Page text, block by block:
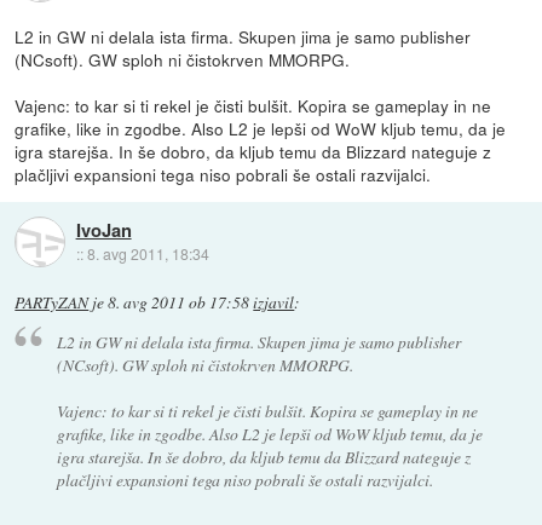
L2 in GW ni delala ista firma. Skupen jima je samo publisher
(NCsoft). GW sploh ni čistokrven MMORPG.
Vajenc: to kar si ti rekel je čisti bulšit. Kopira se gameplay in ne
grafike, like in zgodbe. Also L2 je lepši od WoW kljub temu, da je
igra starejša. In še dobro, da kljub temu da Blizzard nateguje z
plačljivi expansioni tega niso pobrali še ostali razvijalci.
IvoJan
::8. avg 2011, 18:34
PARTyZANje8. avg 2011 ob 17:58izjavil:
L2 in GW ni delala ista firma. Skupen jima je samo publisher
(NCsoft). GW sploh ni čistokrven MMORPG.
Vajenc: to kar si ti rekel je čisti bulšit. Kopira se gameplay in ne
grafike, like in zgodbe. Also L2 je lepši od WoW kljub temu, da je
igra starejša. In še dobro, da kljub temu da Blizzard nateguje z
plačljivi expansioni tega niso pobrali še ostali razvijalci.